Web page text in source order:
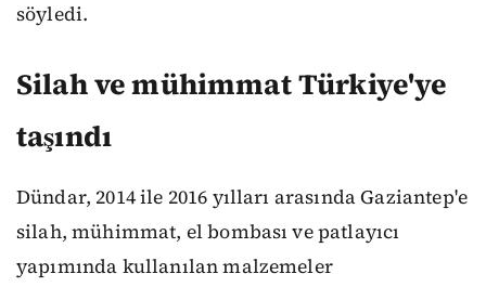
söyledi.
Silah ve mühimmat Türkiye'ye
taşındı
Dündar, 2014 ile 2016 yılları arasında Gaziantep'e
silah, mühimmat, el bombası ve patlayıcı
yapımında kullanılan malzemeler